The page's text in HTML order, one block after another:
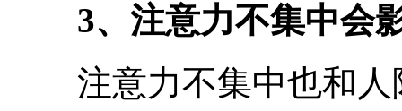
3、注意力不集中会
注意力不集中也和人